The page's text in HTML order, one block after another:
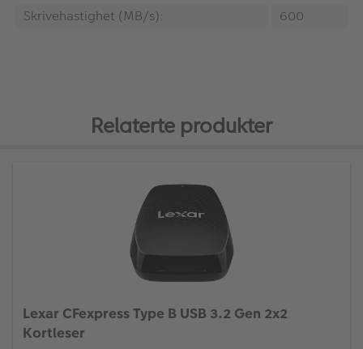
Skrivehastighet (MB/s):
600
Relaterte produkter
Lexar CFexpress Type B USB 3.2 Gen 2x2
Kortleser